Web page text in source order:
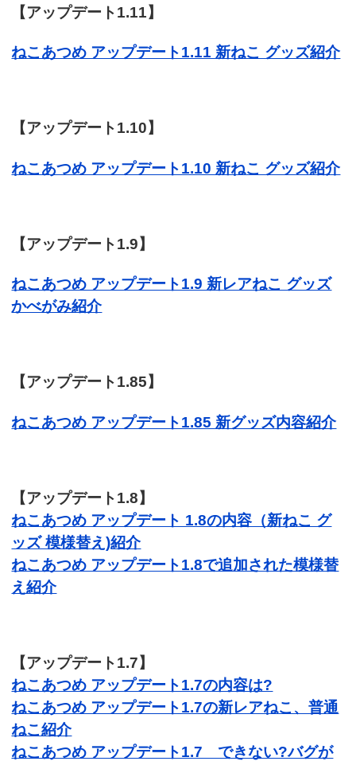
【アップデート1.11】
ねこあつめ アップデート1.11 新ねこ グッズ紹介
【アップデート1.10】
ねこあつめ アップデート1.10 新ねこ グッズ紹介
【アップデート1.9】
ねこあつめ アップデート1.9 新レアねこ グッズ
かべがみ紹介
【アップデート1.85】
ねこあつめ アップデート1.85 新グッズ内容紹介
【アップデート1.8】
ねこあつめ アップデート 1.8の内容（新ねこ グ
ッズ 模様替え)紹介
ねこあつめ アップデート1.8で追加された模様替
え紹介
【アップデート1.7】
ねこあつめ アップデート1.7の内容は?
ねこあつめ アップデート1.7の新レアねこ、普通
ねこ紹介
ねこあつめ アップデート1.7 できない?バグが